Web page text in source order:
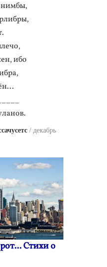
нимбы,
ибо
декабрь
Стихи о